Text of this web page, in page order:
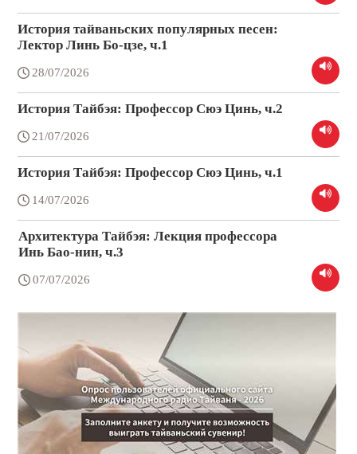
История тайваньских популярных песен:
Лектор Линь Бо-цзе, ч.1
28/07/2026
История Тайбэя: Профессор Сюэ Цинь, ч.2
21/07/2026
История Тайбэя: Профессор Сюэ Цинь, ч.1
14/07/2026
Архитектура Тайбэя: Лекция профессора
Инь Бао-нин, ч.3
07/07/2026